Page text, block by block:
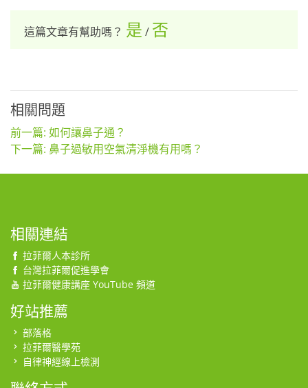
這篇文章有幫助嗎？ 是 / 否
相關問題
前一篇: 如何讓鼻子通？
下一篇: 鼻子過敏用空氣清淨機有用嗎？
相關連結
拉菲爾人本診所
台灣拉菲爾促進學會
拉菲爾健康講座 YouTube 頻道
好站推薦
部落格
拉菲爾醫學苑
自律神經線上檢測